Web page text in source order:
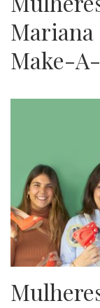
Mariana
Make-